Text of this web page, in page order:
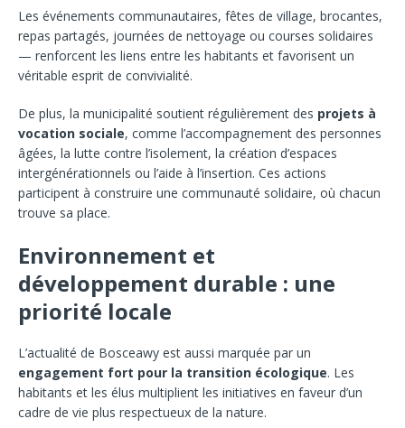
Les événements communautaires, fêtes de village, brocantes,
repas partagés, journées de nettoyage ou courses solidaires
— renforcent les liens entre les habitants et favorisent un
véritable esprit de convivialité.
De plus, la municipalité soutient régulièrement des projets à
vocation sociale, comme l’accompagnement des personnes
âgées, la lutte contre l’isolement, la création d’espaces
intergénérationnels ou l’aide à l’insertion. Ces actions
participent à construire une communauté solidaire, où chacun
trouve sa place.
Environnement et
développement durable : une
priorité locale
L’actualité de Bosceawy est aussi marquée par un
engagement fort pour la transition écologique. Les
habitants et les élus multiplient les initiatives en faveur d’un
cadre de vie plus respectueux de la nature.